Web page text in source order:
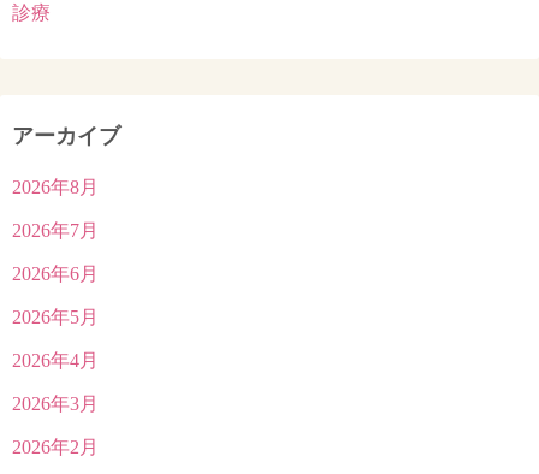
診療
アーカイブ
2026年8月
2026年7月
2026年6月
2026年5月
2026年4月
2026年3月
2026年2月